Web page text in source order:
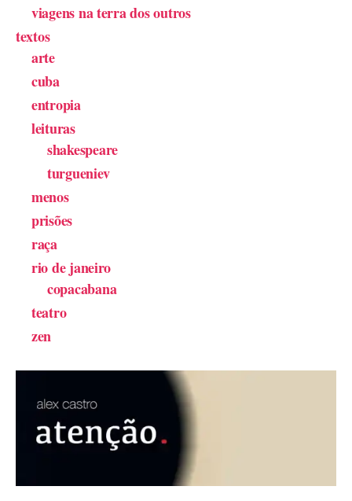
viagens na terra dos outros
textos
arte
cuba
entropia
leituras
shakespeare
turgueniev
menos
prisões
raça
rio de janeiro
copacabana
teatro
zen